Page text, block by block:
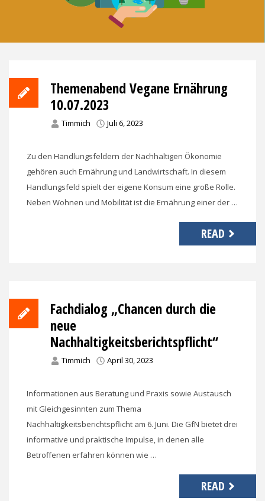
Themenabend Vegane Ernährung
10.07.2023
Timmich Juli 6, 2023
Zu den Handlungsfeldern der Nachhaltigen Ökonomie
gehören auch Ernährung und Landwirtschaft. In diesem
Handlungsfeld spielt der eigene Konsum eine große Rolle.
Neben Wohnen und Mobilität ist die Ernährung einer der …
READ
Fachdialog „Chancen durch die
neue
Nachhaltigkeitsberichtspflicht“
Timmich April 30, 2023
Informationen aus Beratung und Praxis sowie Austausch
mit Gleichgesinnten zum Thema
Nachhaltigkeitsberichtspflicht am 6. Juni. Die GfN bietet drei
informative und praktische Impulse, in denen alle
Betroffenen erfahren können wie …
READ